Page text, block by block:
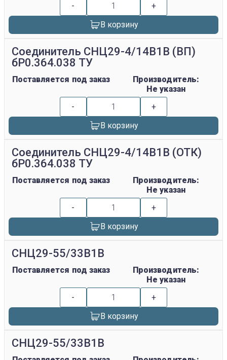
-
+
В корзину
Соединитель СНЦ29-4/14В1В (ВП)
бР0.364.038 ТУ
Поставляется под заказ
Производитель:
Не указан
-
+
В корзину
Соединитель СНЦ29-4/14В1В (ОТК)
бР0.364.038 ТУ
Поставляется под заказ
Производитель:
Не указан
-
+
В корзину
СНЦ29-55/33В1В
Поставляется под заказ
Производитель:
Не указан
-
+
В корзину
СНЦ29-55/33В1В